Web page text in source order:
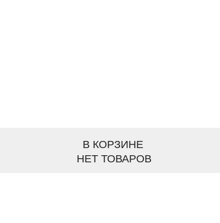
В КОРЗИНЕ
НЕТ ТОВАРОВ